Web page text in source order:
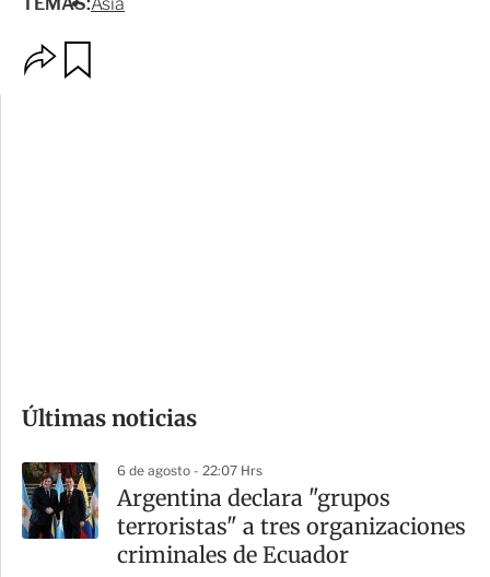
p
m
a
r
t
Últimas noticias
6 de agosto - 22:07 Hrs
Argentina declara "grupos
terroristas" a tres organizaciones
criminales de Ecuador